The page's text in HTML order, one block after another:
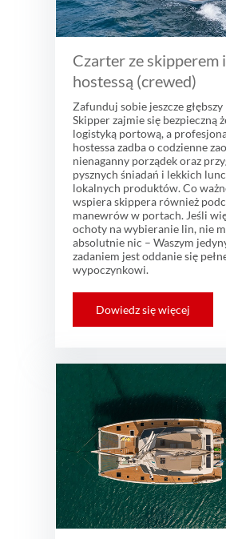
Czarter ze skipperem i
hostessą (crewed)
Zafunduj sobie jeszcze głębszy
Skipper zajmie się bezpieczną
logistyką portową, a
hostessa zadba o codzienne
nienaganny porządek oraz
pysznych śniadań i lekkich
lokalnych produktów. Co
wspiera skippera również
manewrów w portach. Jeśli
ochoty na wybieranie lin, nie
absolutnie nic – Waszym
zadaniem jest oddanie się
wypoczynkowi.
Dowiedz się więcej